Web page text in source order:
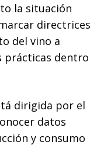
la situación
directrices
del vino a
prácticas dentro
dirigida por el
datos
y consumo